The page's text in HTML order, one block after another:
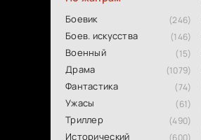
Боевик (246)
Боев. искусства (146)
Военный (15)
Драма (1079)
Фантастика (74)
Ужасы (61)
Триллер (490)
Исторический (600)